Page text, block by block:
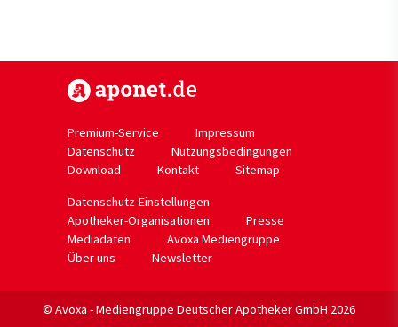
Premium-Service
Impressum
Datenschutz
Nutzungsbedingungen
Download
Kontakt
Sitemap
Datenschutz-Einstellungen
Apotheker-Organisationen
Presse
Mediadaten
Avoxa Mediengruppe
Über uns
Newsletter
© Avoxa - Mediengruppe Deutscher Apotheker GmbH 2026